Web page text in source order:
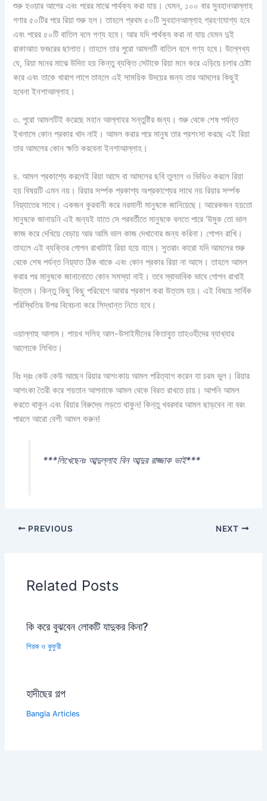
শুরু হওয়ার আগের এবং পরের মাঝে পার্থক্য করা যায়। যেমন, ১০০ বার সুবহানআল্লাহ
গণার ৫০টির পরে রিয়া শুরু হল। তাহলে প্রথম ৫০টি সুবহানআল্লাহ গ্রহণযোগ্য হবে
এবং পরের ৫০টি বাতিল বলে গণ্য হবে। আর যদি পার্থক্য করা না যায় যেমন দুই
রাকাআত ফজরের ছালাত। তাহলে তার পুরো আমলটি বাতিল বলে গণ্য হবে। উল্লেখ্য
যে, রিয়া মনের মাঝে উদিত হয় কিন্তু ব্যক্তি সেটাকে রিয়া মনে করে এড়িয়ে চলার চেষ্টা
করে এবং তাকে খারাপ লাগে তাহলে এই সাময়িক উদয়ের জন্য তার আমলের কিছুই
হবেনা ইনশাআল্লাহ।
৩. পুরো আমলটিই করেছে মহান আল্লাহর সন্তুষ্টির জন্য। শুরু থেকে শেষ পর্যন্ত
ইখলাসে কোন প্রকার খাদ নাই। আমল করার পরে মানুষ তার প্রশংসা করছে এই রিয়া
তার আমলের কোন ক্ষতি করবেনা ইনশাআল্লাহ।
৪. আমল প্রকাশ্যে করলেই রিয়া আসে বা আমলের ছবি তুললে ও ভিডিও করলে রিয়া
হয় বিষয়টি এমন নয়। রিয়ার সর্ম্পক প্রকাশ্য অপ্রকাশ্যের সাথে নয় রিয়ার সর্ম্পক
নিয়্যাতের সাথে। একজন কুরবানী করে নরমালী মানুষকে জানিয়েছে। আরেকজন হয়তো
মানুষকে জানায়নি এই জন্যই যাতে সে পরবর্তীতে মানুষকে বলতে পারে ‘উমুক তো ভাল
কাজ করে দেখিয়ে বেড়ায় আর আমি ভাল কাজ দেখানোর জন্য করিনা। গোপন রাখি।
তাহলে এই ব্যক্তির গোপন রাখাটাই রিয়া হয়ে যাবে। সুতরাং কারো যদি আমলের শুরু
থেকে শেষ পর্যন্ত নিয়্যাত ঠিক থাকে এবং কোন প্রকার রিয়া না আসে। তাহলে আমল
করার পর মানুষকে জানানোতে কোন সমস্যা নাই। তবে স্বাভাবিক ভাবে গোপন রাখাই
উত্তম। কিন্তু কিছু কিছু পরিবেশে আবার প্রকাশ করা উত্তম হয়। এই বিষয়ে সার্বিক
পরিস্থিতির উপর বিবেচনা করে সিদ্ধান্ত নিতে হবে।
ওয়াল্লাহু আলাম। শায়খ সলিহ আল-উসাইমীনের কিতাবুত তাহওহীদের ব্যাখ্যার
আলোকে লিখিত।
বিঃ দ্রঃ কেউ কেউ আছেন রিয়ার আশংকায় আমল পরিত্যাগ করেন যা চরম ভুল। রিয়ার
আশংকা তৈরী করে শয়তান আপনাকে আমল থেকে বিরত রাখতে চায়। আপনি আমল
করতে থাকুন এবং রিয়ার বিরুদ্ধে লড়তে থাকুন! কিন্তু খবরদার আমল ছাড়বেন না বরং
পারলে আরো বেশী আমল করুন!
***লিখেছেনঃ আব্দুল্লাহ বিন আব্দুর রাজ্জাক ভাই***
PREVIOUS NEXT
Related Posts
কি করে বুঝবেন লোকটি যাদুকর কিনা?
শিরক ও কুফুরী
হাদীছের গল্প
Bangla Articles